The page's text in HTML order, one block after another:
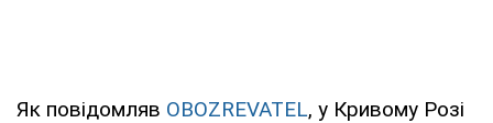
Як повідомляв OBOZREVATEL, у Кривому Розі